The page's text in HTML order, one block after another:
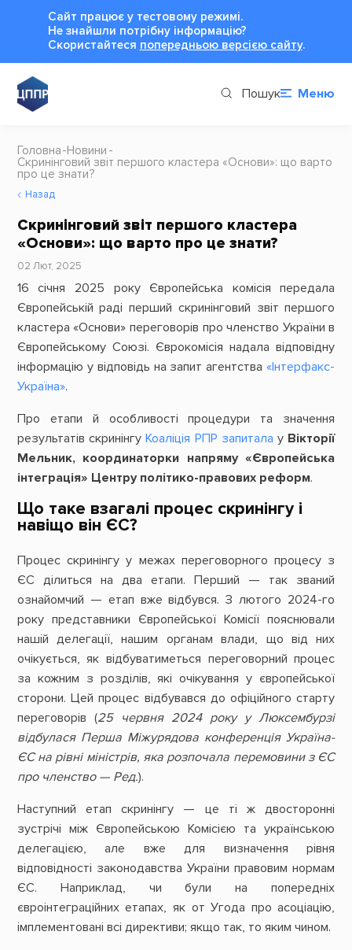
Сайт працює у тестовому режимі.
Не знайшли потрібну інформацію?
Cкористайтеся попередньою версією сайту.
Пошук Меню
Головна Новини
Скринінговий звіт першого кластера «Основи»: що варто
про це знати?
Назад
Скринінговий звіт першого кластера
«Основи»: що варто про це знати?
02 Лют, 2025
16 січня 2025 року Європейська комісія передала
Європейській раді перший скринінговий звіт першого
кластера «Основи» переговорів про членство України в
Європейському Союзі. Єврокомісія надала відповідну
інформацію у відповідь на запит агентства«Інтерфакс-
Україна».
Про етапи й особливості процедури та значення
результатів скринінгуКоаліція РПР запитала у Вікторії
Мельник, координаторки напряму «Європейська
інтеграція» Центру політико-правових реформ.
Що таке взагалі процес скринінгу і
навіщо він ЄС?
Процес скринінгу у межах переговорного процесу з
ЄС ділиться на два етапи. Перший — так званий
ознайомчий — етап вже відбувся. З лютого 2024-го
року представники Європейської Комісії пояснювали
нашій делегації, нашим органам влади, що від них
очікується, як відбуватиметься переговорний процес
за кожним з розділів, які очікування у європейської
сторони. Цей процес відбувався до офіційного старту
переговорів (25 червня 2024 року у Люксембурзі
відбулася Перша Міжурядова конференція Україна-
ЄС на рівні міністрів, яка розпочала перемовини з ЄС
про членство — Ред.).
Наступний етап скринінгу — це ті ж двосторонні
зустрічі між Європейською Комісією та українською
делегацією, але вже для визначення рівня
відповідності законодавства України правовим нормам
ЄС. Наприклад, чи були на попередніх
євроінтеграційних етапах, як от Угода про асоціацію,
імплементовані всі директиви; якщо так, то яким чином.